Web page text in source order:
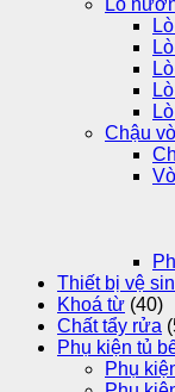
Chậu
Thiết bị vệ
Khoá từ (40)
Chất tẩy rửa
Phụ kiện tủ
Phụ